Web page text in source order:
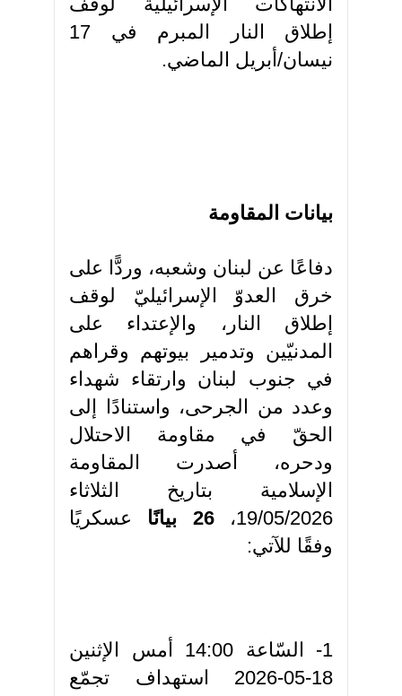
إطلاق النار المبرم في 17
نيسان/أبريل الماضي.
بيانات المقاومة
دفاعًا عن لبنان وشعبه، وردًّا على
خرق العدوّ الإسرائيليّ لوقف
إطلاق النار، والإعتداء على
المدنيّين وتدمير بيوتهم وقراهم
في جنوب لبنان وارتقاء شهداء
وعدد من الجرحى، واستنادًا إلى
الحقّ في مقاومة الاحتلال
ودحره، أصدرت المقاومة
الإسلامية بتاريخ الثلاثاء
19/05/2026،
26 بيانًا
عسكريًا
وفقًا للآتي:
1- السّاعة 14:00 أمس الإثنين
18-05-2026 استهداف تجمّع